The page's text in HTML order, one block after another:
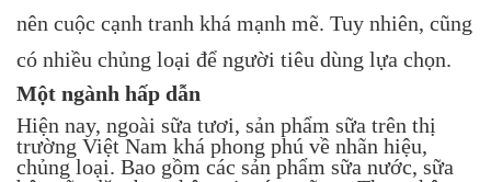
nên cuộc cạnh tranh khá mạnh mẽ. Tuy nhiên, cũng
có nhiều chủng loại để người tiêu dùng lựa chọn.
Một ngành hấp dẫn
Hiện nay, ngoài sữa tươi, sản phẩm sữa trên thị
trường Việt Nam khá phong phú về nhãn hiệu,
chủng loại. Bao gồm các sản phẩm sữa nước, sữa